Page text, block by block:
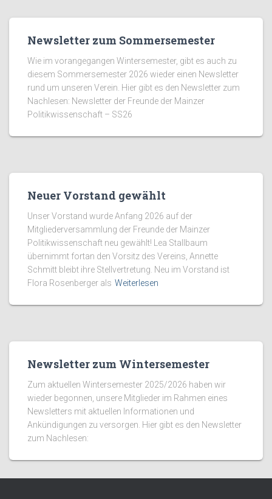
Newsletter zum Sommersemester
Wie im vorangegangen Wintersemester, gibt es auch zu
diesem Sommersemester 2026 wieder einen Newsletter
rund um unseren Verein. Hier gibt es den Newsletter zum
Nachlesen: Newsletter der Freunde der Mainzer
Politikwissenschaft – SS26
Neuer Vorstand gewählt
Unser Vorstand wurde Anfang 2026 auf der
Mitgliederversammlung der Freunde der Mainzer
Politikwissenschaft neu gewählt! Lea Stallbaum
übernimmt fortan den Vorsitz des Vereins, Annette
Schmitt bleibt ihre Stellvertretung. Neu im Vorstand ist
Flora Rosenberger als Weiterlesen
Newsletter zum Wintersemester
Zum aktuellen Wintersemester 2025/2026 haben wir
wieder begonnen, unsere Mitglieder im Rahmen eines
Newsletters mit aktuellen Informationen und
Ankündigungen zu versorgen. Hier gibt es den Newsletter
zum Nachlesen: